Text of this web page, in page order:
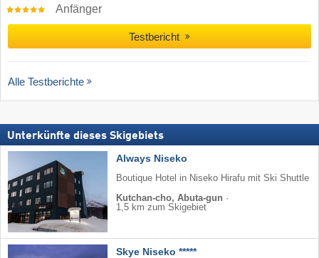
Anfänger
Testbericht
Alle Testberichte
Unterkünfte dieses Skigebiets
Always Niseko
Boutique Hotel in Niseko Hirafu mit Ski Shuttle
Kutchan-cho, Abuta-gun ·
1,5 km zum Skigebiet
Skye Niseko *****